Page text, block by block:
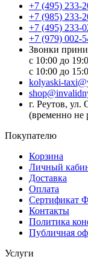
+7 (495) 233-
+7 (985) 233-
+7 (495) 233-
+7 (979) 002-
Звонки
с 10:00 до
с 10:00 до
kolyaski-
г. Реутов, ул.
(временно не
Покупателю
Корзина
Личный
Доставка
Оплата
Сертификат
Контакты
Политика
Публичная
Услуги